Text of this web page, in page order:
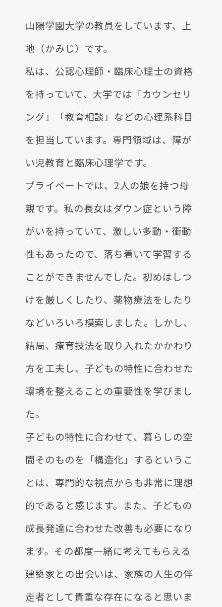
山陽学園大学の教員をしています、上
地（かみじ）です。
私は、公認心理師・臨床心理士の資格
を持っていて、大学では「カウンセリ
ング」「教育相談」などの心理系科目
を担当しています。専門領域は、障が
い児教育と臨床心理学です。
プライベートでは、2人の娘を持つ母
親です。私の長女はダウン症という障
がいを持っていて、激しい多動・衝動
性もあったので、落ち着いて学習する
ことができませんでした。初めはしつ
けを厳しくしたり、薬物療法をしたり
などいろいろ模索しました。しかし、
結局、療育技法を取り入れたかかわり
方を工夫し、子どもの特性に合わせた
環境を整えることの重要性を学びまし
た。
子どもの特性に合わせて、暮らしの空
間そのものを「構造化」するというこ
とは、専門的な視点からも非常に理想
的であると感じます。また、子どもの
成長発達に合わせた改善も必要になり
ます。その都度一緒に考えてもらえる
建築家との出会いは、家族の人生の伴
走者として貴重な存在になると思いま